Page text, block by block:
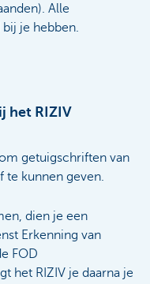
Alle
je hebben.
het RIZIV
getuigschriften van
te kunnen geven.
dien je een
Erkenning van
FOD
het RIZIV je daarna je